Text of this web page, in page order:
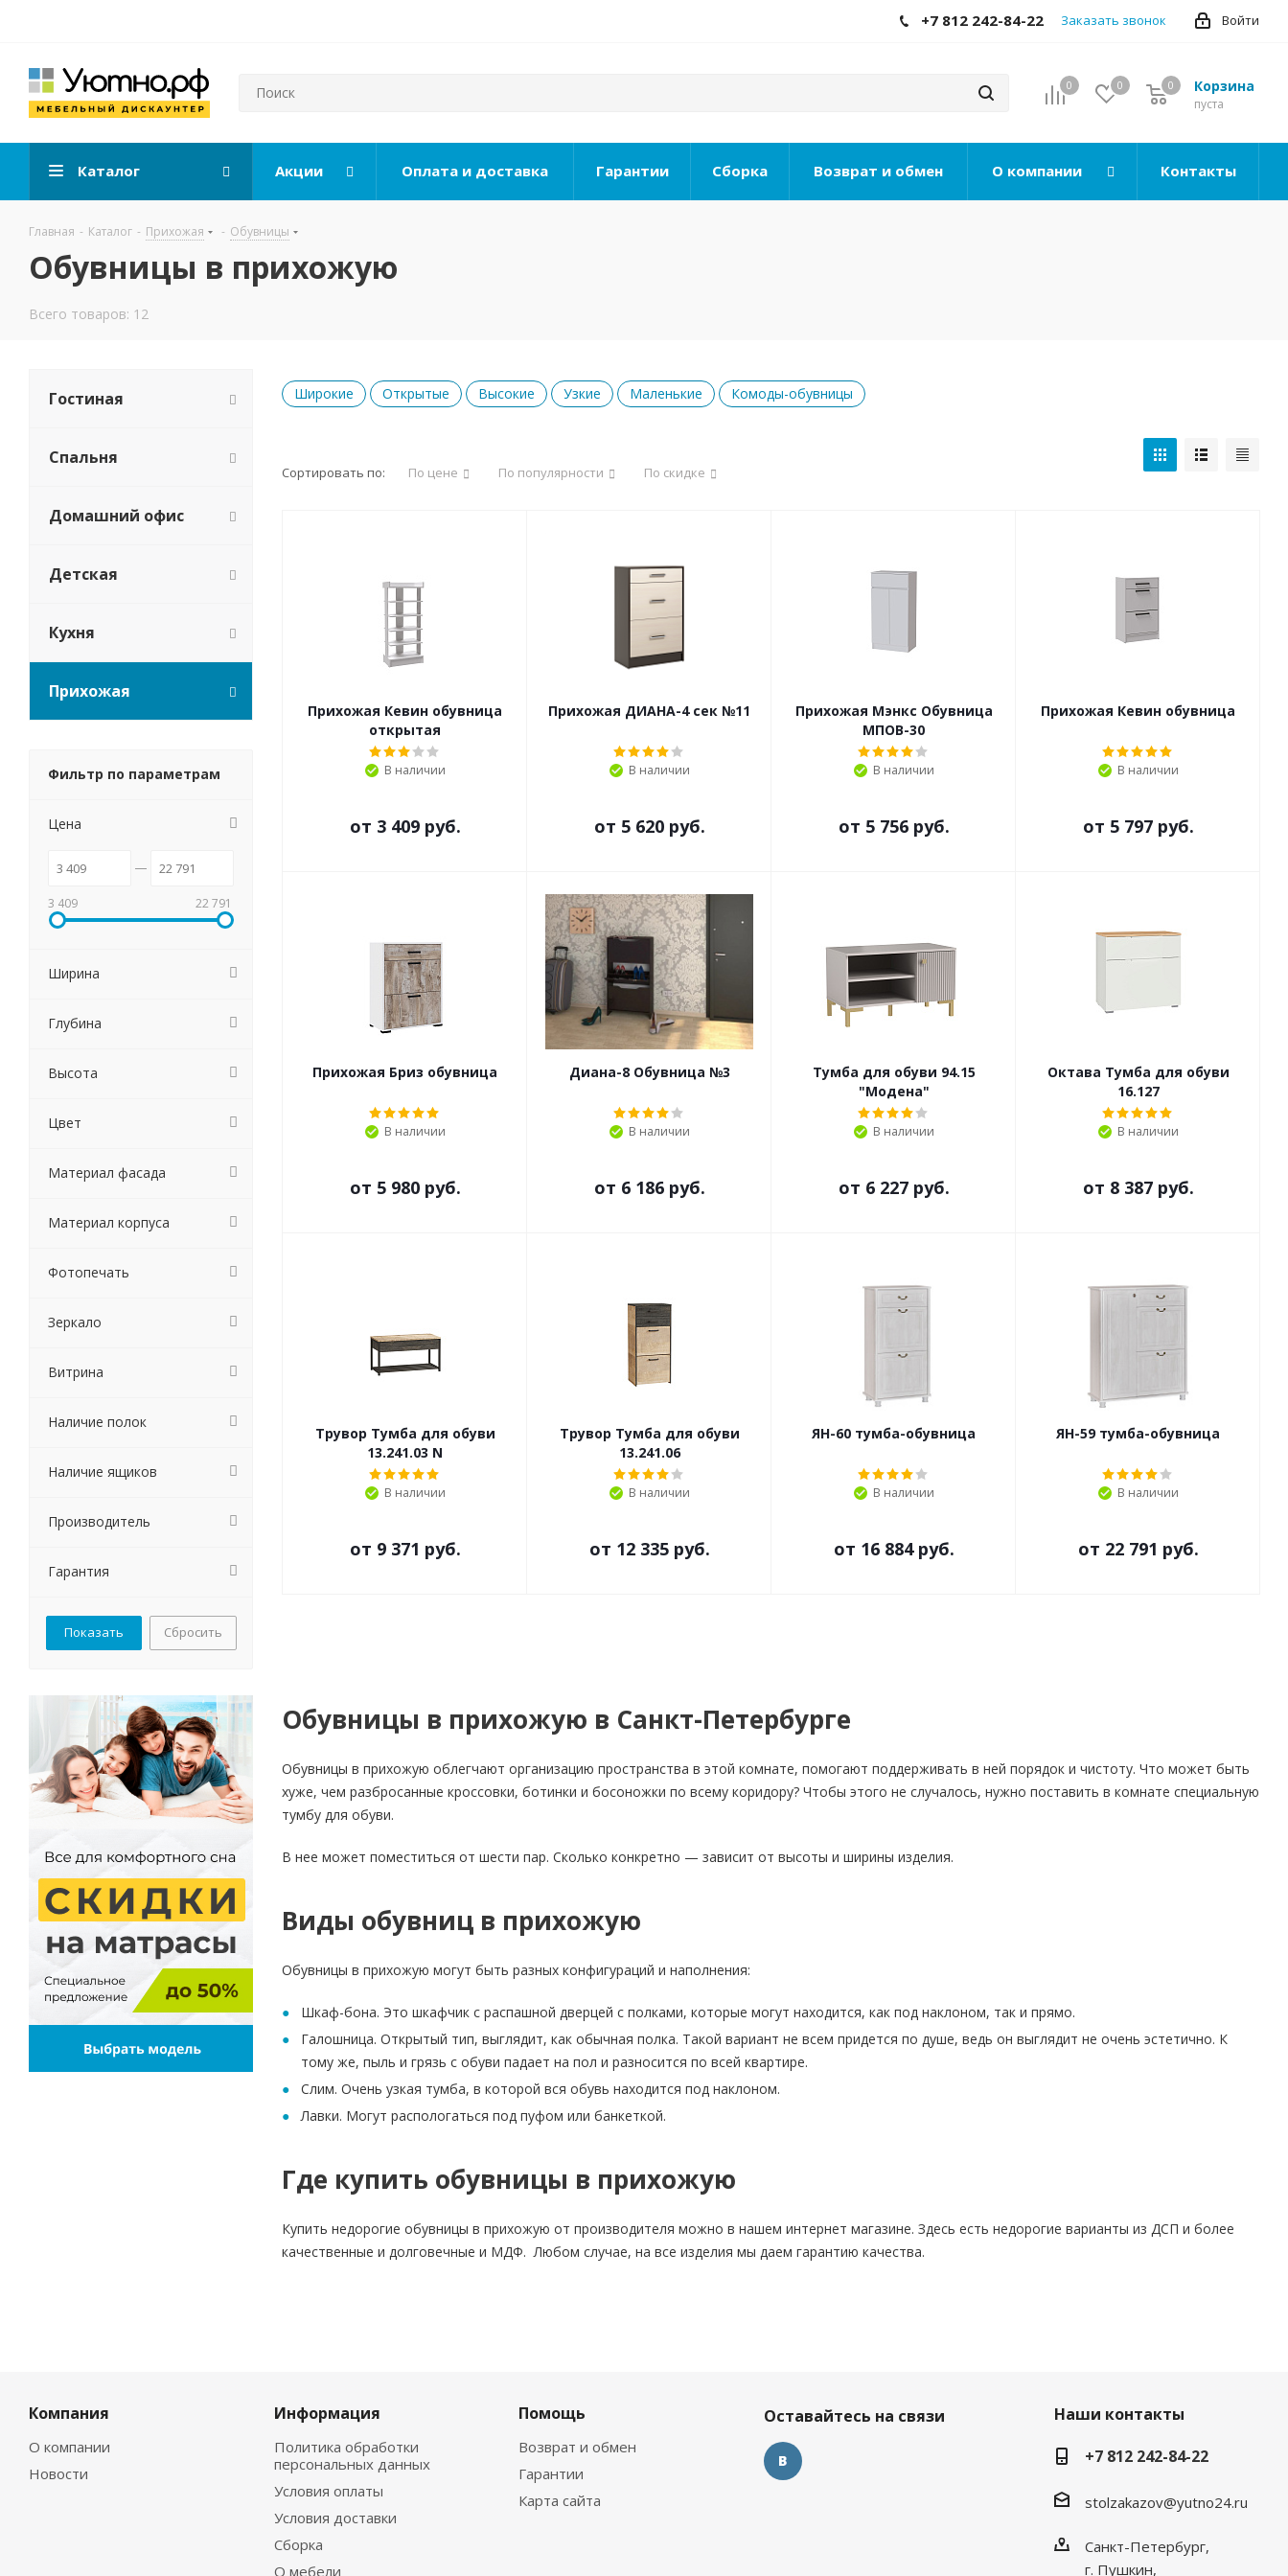
Войти
+7 812 242-84-22 Заказать звонок
0 0 Корзина
0
пуста
0
Каталог Акции Оплата и доставка Гарантии Сборка Возврат и обмен О компании Контакты
Главная - Каталог - Прихожая - Обувницы
Обувницы в прихожую
Всего товаров: 12
Широкие Открытые Высокие Узкие Маленькие Комоды-обувницы
Сортировать по: По цене По популярности По скидке
Прихожая Кевин обувница
открытая
В наличии
от 3 409 руб.
Прихожая ДИАНА-4 сек №11
В наличии
от 5 620 руб.
Прихожая Мэнкс Обувница
МПОВ-30
В наличии
от 5 756 руб.
Прихожая Кевин обувница
В наличии
от 5 797 руб.
Прихожая Бриз обувница
В наличии
от 5 980 руб.
Диана-8 Обувница №3
В наличии
от 6 186 руб.
Тумба для обуви 94.15
"Модена"
В наличии
от 6 227 руб.
Октава Тумба для обуви
16.127
В наличии
от 8 387 руб.
Трувор Тумба для обуви
13.241.03 N
В наличии
от 9 371 руб.
Трувор Тумба для обуви
13.241.06
В наличии
от 12 335 руб.
ЯН-60 тумба-обувница
В наличии
от 16 884 руб.
ЯН-59 тумба-обувница
В наличии
от 22 791 руб.
Обувницы в прихожую в Санкт-Петербурге
Обувницы в прихожую облегчают организацию пространства в этой комнате, помогают поддерживать в ней порядок и чистоту. Что может быть
хуже, чем разбросанные кроссовки, ботинки и босоножки по всему коридору? Чтобы этого не случалось, нужно поставить в комнате специальную
тумбу для обуви.
В нее может поместиться от шести пар. Сколько конкретно — зависит от высоты и ширины изделия.
Виды обувниц в прихожую
Обувницы в прихожую могут быть разных конфигураций и наполнения:
Шкаф-бона. Это шкафчик с распашной дверцей с полками, которые могут находится, как под наклоном, так и прямо.
Галошница. Открытый тип, выглядит, как обычная полка. Такой вариант не всем придется по душе, ведь он выглядит не очень эстетично. К
тому же, пыль и грязь с обуви падает на пол и разносится по всей квартире.
Слим. Очень узкая тумба, в которой вся обувь находится под наклоном.
Лавки. Могут распологаться под пуфом или банкеткой.
Где купить обувницы в прихожую
Купить недорогие обувницы в прихожую от производителя можно в нашем интернет магазине. Здесь есть недорогие варианты из ДСП и более
качественные и долговечные и МДФ. Любом случае, на все изделия мы даем гарантию качества.
Гостиная
Спальня
Домашний офис
Детская
Кухня
Прихожая
Фильтр по параметрам
Цена
3 409 22 791
Ширина
Глубина
Высота
Цвет
Материал фасада
Материал корпуса
Фотопечать
Зеркало
Витрина
Наличие полок
Наличие ящиков
Производитель
Гарантия
Сбросить
Компания
О компании
Новости
Информация
Политика обработки
персональных данных
Условия оплаты
Условия доставки
Сборка
О мебели
Помощь
Возврат и обмен
Гарантии
Карта сайта
Оставайтесь на связи
Наши контакты
+7 812 242-84-22
stolzakazov@yutno24.ru
Санкт-Петербург,
г. Пушкин,